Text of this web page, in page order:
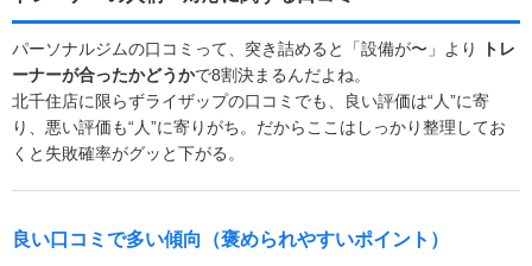
パーソナルジムの口コミって、突き詰めると「設備が〜」より
トレ
ーナーが合ったかどうかで8割決まるんだよね。
北千住店に限らずライザップの口コミでも、良い評価は“人”に寄
り、悪い評価も“人”に寄りがち。だからここはしっかり整理してお
くと失敗確率がグッと下がる。
良い口コミで多い傾向（褒められやすいポイント）